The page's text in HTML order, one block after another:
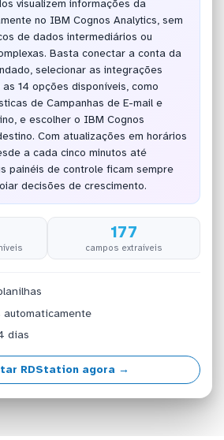
visualizem informações da
no IBM Cognos Analytics, sem
de dados intermediários ou
Basta conectar a conta da
selecionar as integrações
14 opções disponíveis, como
de Campanhas de E-mail e
e escolher o IBM Cognos
Com atualizações em horários
a cada cinco minutos até
painéis de controle ficam sempre
decisões de crescimento.
177
campos extraíveis
automaticamente
dias
RDStation agora →